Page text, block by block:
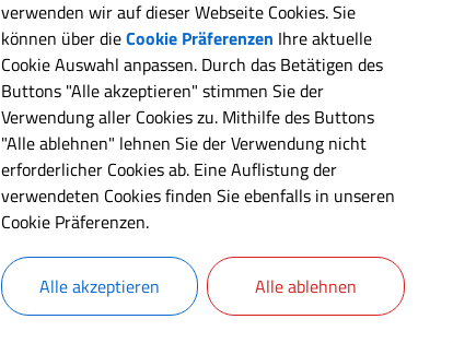
Die Glasfaser Meinheim GmbH wurde mit Notarvertrag
Handelsregister eingetragen.
Bereits im Jahr 2012 waren die Verteilerstationen in der
Damit war die Breitbandversorgung schon auf einem guten
im Herbst 2015 bis in die Haushalte wurde diese Situation
Beim Verlegen des Nahwärmenetzes in Meinheim und
Nahwärmegenossenschaften weitsichtig gehandelt und
Damit war die Grundlage gelegt worden für den weiteren
wurde. Die Gemeinde Meinheim gehört somit in der
verwenden wir auf dieser Webseite Cookies. Sie
können über dieCookie Präferenzen Ihre aktuelle
Cookie Auswahl anpassen. Durch das Betätigen des
Buttons "Alle akzeptieren" stimmen Sie der
Verwendung aller Cookies zu. Mithilfe des Buttons
"Alle ablehnen" lehnen Sie der Verwendung nicht
erforderlicher Cookies ab. Eine Auflistung der
verwendeten Cookies finden Sie ebenfalls in unseren
Cookie Präferenzen.
Alle akzeptieren Alle ablehnen